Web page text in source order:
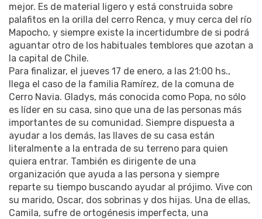
mejor. Es de material ligero y está construida sobre
palafitos en la orilla del cerro Renca, y muy cerca del río
Mapocho, y siempre existe la incertidumbre de si podrá
aguantar otro de los habituales temblores que azotan a
la capital de Chile.
Para finalizar, el jueves 17 de enero, a las 21:00 hs.,
llega el caso de la familia Ramírez, de la comuna de
Cerro Navia. Gladys, más conocida como Popa, no sólo
es líder en su casa, sino que una de las personas más
importantes de su comunidad. Siempre dispuesta a
ayudar a los demás, las llaves de su casa están
literalmente a la entrada de su terreno para quien
quiera entrar. También es dirigente de una
organización que ayuda a las persona y siempre
reparte su tiempo buscando ayudar al prójimo. Vive con
su marido, Oscar, dos sobrinas y dos hijas. Una de ellas,
Camila, sufre de ortogénesis imperfecta, una